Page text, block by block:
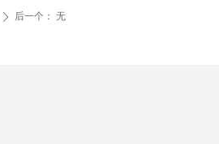
ꄲ 后一个： 无